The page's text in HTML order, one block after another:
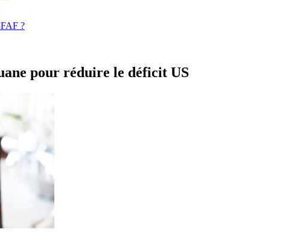
?
pour réduire le déficit US